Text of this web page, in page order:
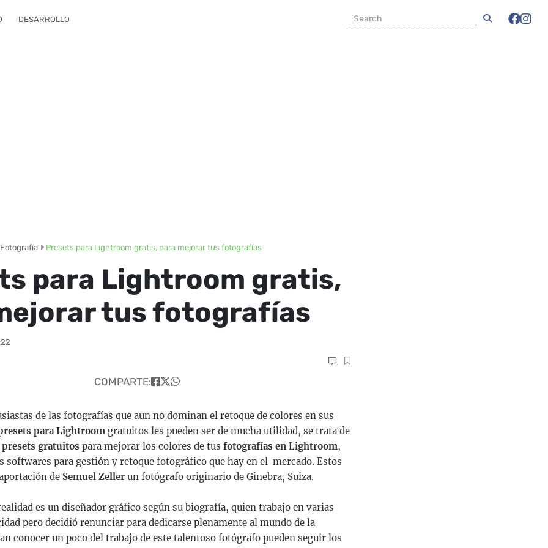
DESARROLLO
Fotografía Presets para Lightroom gratis, para mejorar tus fotografías
para Lightroom gratis,
tus fotografías
COMPARTE:
de las fotografías que aun no dominan el retoque de colores en sus
para Lightroom gratuitos les pueden ser de mucha utilidad, se trata de
presets gratuitos para mejorar los colores de tus fotografías en Lightroom,
softwares para gestión y retoque fotográfico que hay en el mercado. Estos
de Semuel Zeller un fotógrafo originario de Ginebra, Suiza.
es un diseñador gráfico según su biografía, quien trabajo en varias
pero decidió renunciar para dedicarse plenamente al mundo de la
conocer un poco del trabajo de este talentoso fotógrafo pueden seguir los